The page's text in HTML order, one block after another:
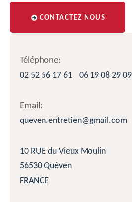
CONTACTEZ NOUS
Téléphone:
02 52 56 17 61
06 19 08 29 09
Email:
queven.entretien@gmail.com
10 RUE du Vieux Moulin
56530 Quéven
FRANCE